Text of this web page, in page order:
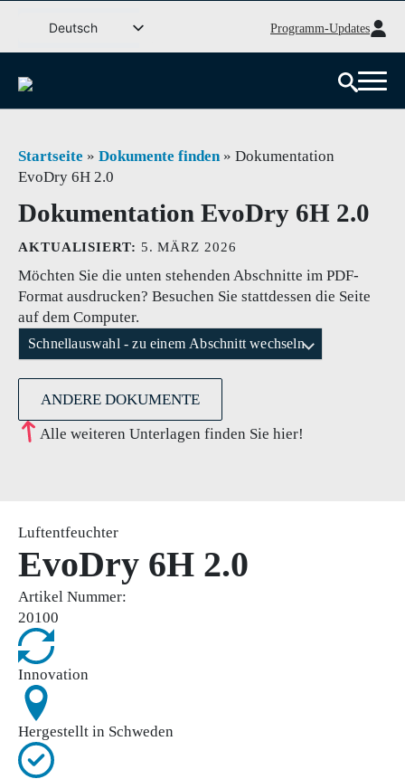
WeiterDeutsch
Svenska
Norsk bokmål
Íslenska
Suomi
Latviešu valoda
Lietuvių kalba
Programm-Updates
Startseite » Dokumente finden» Dokumentation
EvoDry 6H 2.0
Dokumentation EvoDry 6H 2.0
AKTUALISIERT: 5. MÄRZ 2026
Möchten Sie die unten stehenden Abschnitte im PDF-
Format ausdrucken? Besuchen Sie stattdessen die Seite
auf dem Computer.
Schnellauswahl - zu einem Abschnitt wechseln
ANDERE DOKUMENTE
Alle weiteren Unterlagen finden Sie hier!
Luftentfeuchter
EvoDry 6H 2.0
Artikel Nummer:
20100
Innovation
Hergestellt in Schweden